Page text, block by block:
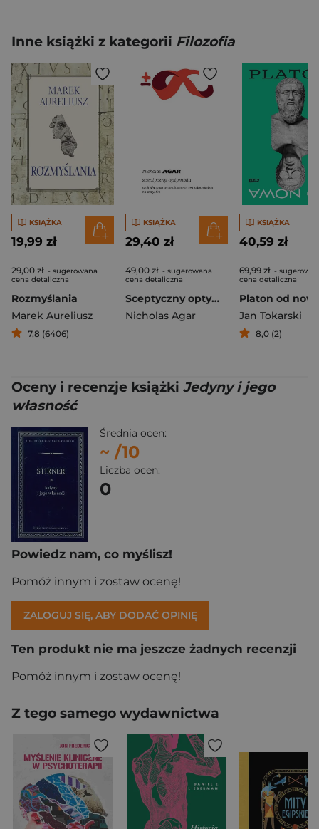
Inne książki z kategorii Filozofia
KSIĄŻKA
19,99 zł
29,00 zł - sugerowana
cena detaliczna
Rozmyślania
Marek Aureliusz
7,8 (6406)
KSIĄŻKA
29,40 zł
49,00 zł - sugerowana
cena detaliczna
Sceptyczny optymista, czyli dlaczego technologia nie jest odpowiedzią na wszystko
Nicholas Agar
KSIĄŻKA
40,59 zł
69,99 zł -
cena detaliczna
Platon od
Jan Tokarski
8,0 (2)
Oceny i recenzje książki Jedyny i jego
własność
Średnia ocen:
~ /10
Liczba ocen:
0
Powiedz nam, co myślisz!
Pomóż innym i zostaw ocenę!
ZALOGUJ SIĘ, ABY DODAĆ OPINIĘ
Ten produkt nie ma jeszcze żadnych recenzji
Pomóż innym i zostaw ocenę!
Z tego samego wydawnictwa